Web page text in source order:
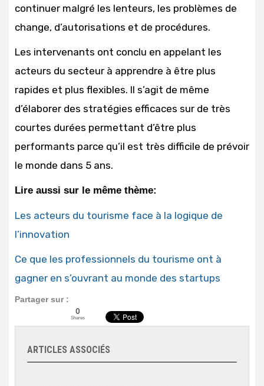
continuer malgré les lenteurs, les problèmes de
change, d’autorisations et de procédures.
Les intervenants ont conclu en appelant les
acteurs du secteur à apprendre à être plus
rapides et plus flexibles. Il s’agit de même
d’élaborer des stratégies efficaces sur de très
courtes durées permettant d’être plus
performants parce qu’il est très difficile de prévoir
le monde dans 5 ans.
Lire aussi sur le même thème:
Les acteurs du tourisme face à la logique de
l’innovation
Ce que les professionnels du tourisme ont à
gagner en s’ouvrant au monde des startups
Partager sur :
0
Shares
ARTICLES ASSOCIÉS